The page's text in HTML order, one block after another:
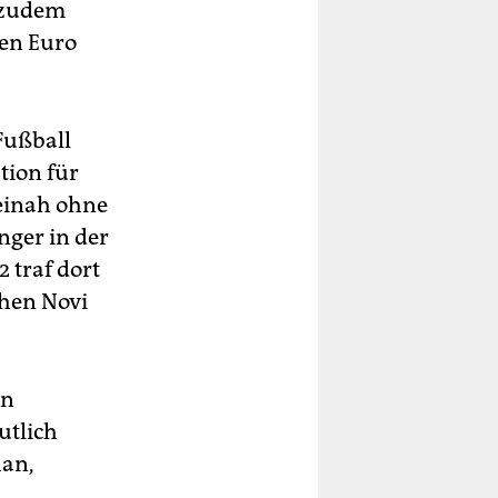
Euro
für
ohne
in der
traf dort
Novi